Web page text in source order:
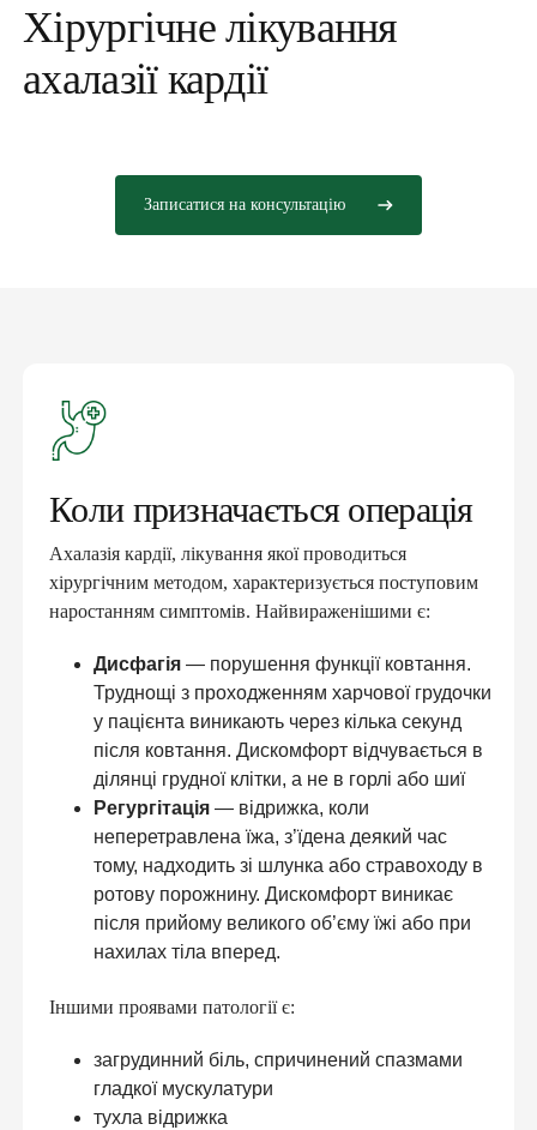
Хірургічне лікування
ахалазії кардії
Записатися на консультацію
Коли призначається операція
Ахалазія кардії, лікування якої проводиться
хірургічним методом, характеризується поступовим
наростанням симптомів. Найвираженішими є:
Дисфагія — порушення функції ковтання.
Труднощі з проходженням харчової грудочки
у пацієнта виникають через кілька секунд
після ковтання. Дискомфорт відчувається в
ділянці грудної клітки, а не в горлі або шиї
Регургітація — відрижка, коли
неперетравлена ​​їжа, з’їдена деякий час
тому, надходить зі шлунка або стравоходу в
ротову порожнину. Дискомфорт виникає
після прийому великого об’єму їжі або при
нахилах тіла вперед.
Іншими проявами патології є:
загрудинний біль, спричинений спазмами
гладкої мускулатури
тухла відрижка
ПІДПИШИ ДЕКЛАРАЦІЮ З
СІМЕЙНИМ ЛІКАРЕМ ТА ОТРИМАЙ
БЕЗОПЛАТНО: